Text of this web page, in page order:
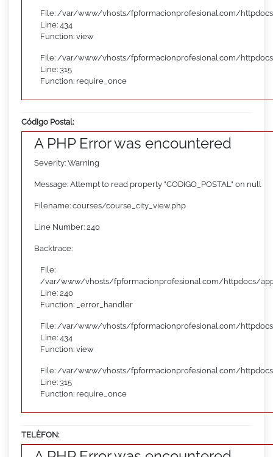
File: /var/www/vhosts/fpformacionprofesional.com/
Line: 434
Function: view
File: /var/www/vhosts/fpformacionprofesional.com/
Line: 315
Function: require_once
Código Postal:
A PHP Error was encountered
Severity: Warning
Message: Attempt to read property "CODIGO_POSTAL" on null
Filename: courses/course_city_view.php
Line Number: 240
Backtrace:
File:
/var/www/vhosts/fpformacionprofesional.com/httpdocs/
Line: 240
Function: _error_handler
File: /var/www/vhosts/fpformacionprofesional.com/
Line: 434
Function: view
File: /var/www/vhosts/fpformacionprofesional.com/
Line: 315
Function: require_once
TELÈFON: